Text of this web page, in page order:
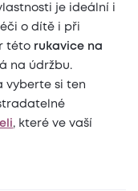
je ideální i
o dítě i při
této rukavice na
na údržbu.
vyberte si ten
, které ve vaší